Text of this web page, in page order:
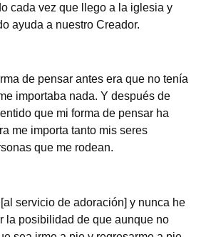
cada vez que llego a la iglesia y
ayuda a nuestro Creador.
de pensar antes era que no tenía
importaba nada. Y después de
que mi forma de pensar ha
me importa tanto mis seres
que me rodean.
servicio de adoración] y nunca he
la posibilidad de que aunque no